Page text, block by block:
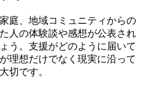
庭、地域コミュニティからの
人の体験談や感想が公表され
う。支援がどのように届いて
理想だけでなく現実に沿って
切です。